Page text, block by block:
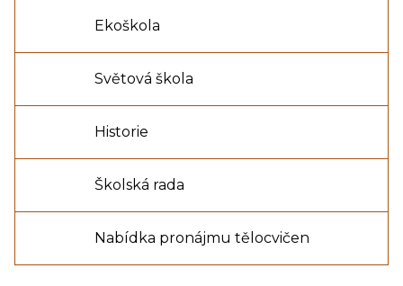
Ekoškola
Světová škola
Historie
Školská rada
Nabídka pronájmu tělocvičen